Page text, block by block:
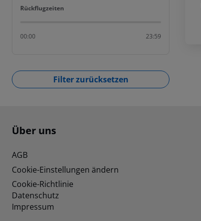
Rückflugzeiten
Rückflugzeiten
00:00 23:59
Filter zurücksetzen
Footer navigation
Über uns
AGB
Cookie-Einstellungen ändern
Cookie-Richtlinie
Datenschutz
Impressum